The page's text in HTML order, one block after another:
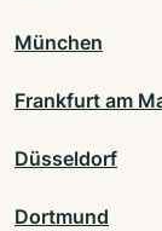
München
Frankfurt am
Düsseldorf
Dortmund